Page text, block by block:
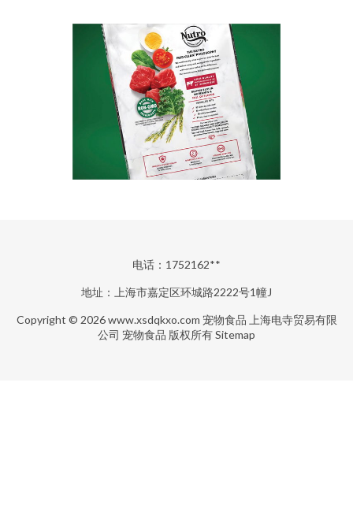
电话：1752162**
地址：上海市嘉定区环城路2222号1幢J
Copyright © 2026www.xsdqkxo.com 宠物食品 上海电寺贸易有限
公司 宠物食品 版权所有Sitemap